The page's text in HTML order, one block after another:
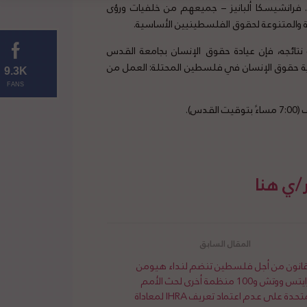
فرانشيسكا ألبانيز – جميعهم من خلفيات ورؤى
والمتنوعة لحقوق الفلسطينيين الأساسية.
نتائجه، فإن عيادة حقوق الإنسان بجامعة القدس
حقوق الإنسان في فلسطين المحتلة: العمل من
ي هنا
من أجل فلسطين تنضم لنداء هيومن
رايتس ووتش و100 منظمة أخرى لحث الأمم
المتحدة على عدم اعتماد تعريف IHRA لمعاداة
9.3K
FANS